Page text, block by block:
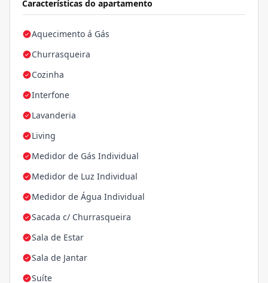
Características do apartamento
Aquecimento á Gás
Churrasqueira
Cozinha
Interfone
Lavanderia
Living
Medidor de Gás Individual
Medidor de Luz Individual
Medidor de Água Individual
Sacada c/ Churrasqueira
Sala de Estar
Sala de Jantar
Suíte